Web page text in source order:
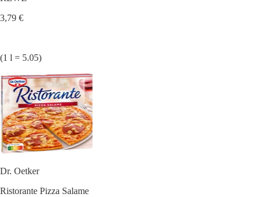
3,79 €
(1 l = 5.05)
Dr. Oetker
Ristorante Pizza Salame